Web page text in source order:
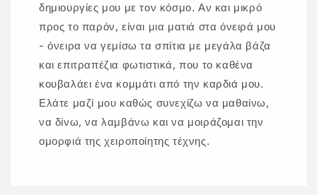
δημιουργίες μου με τον κόσμο. Αν και μικρό
προς το παρόν, είναι μια ματιά στα όνειρά μου
- όνειρα να γεμίσω τα σπίτια με μεγάλα βάζα
και επιτραπέζια φωτιστικά, που το καθένα
κουβαλάει ένα κομμάτι από την καρδιά μου.
Ελάτε μαζί μου καθώς συνεχίζω να μαθαίνω,
να δίνω, να λαμβάνω και να μοιράζομαι την
ομορφιά της χειροποίητης τέχνης.